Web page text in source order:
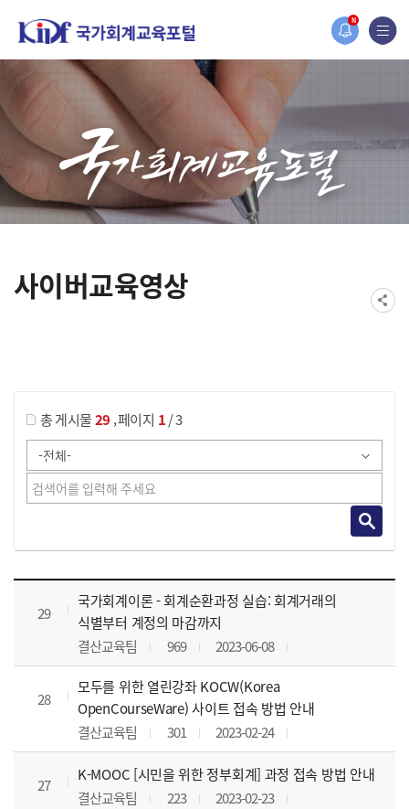
N
홈페이지가 새롭게 개편되었습니다.
한국조세재정연구원홈페이지가 새롭게 개설되었습니다.
사이버교육영상
총 게시물29 ,페이지 1/ 3
사이버교육영상 목록 으로 번호, 제목, 작성자, 조회수, 등록 일, 첨부파일로 나열 되고 있습니다.
29
국가회계이론 - 회계순환과정 실습: 회계거래의
식별부터 계정의 마감까지
결산교육팀
969 2023-06-08
28
모두를 위한 열린강좌 KOCW(Korea
OpenCourseWare) 사이트 접속 방법 안내
결산교육팀
301 2023-02-24
27
K-MOOC [시민을 위한 정부회계] 과정 접속 방법 안내
결산교육팀
223 2023-02-23